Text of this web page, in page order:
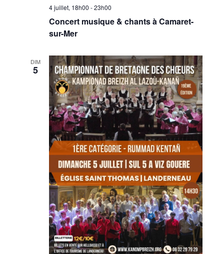
4 juillet, 18h00 -23h00
Concert musique & chants à Camaret-
sur-Mer
DIM
5